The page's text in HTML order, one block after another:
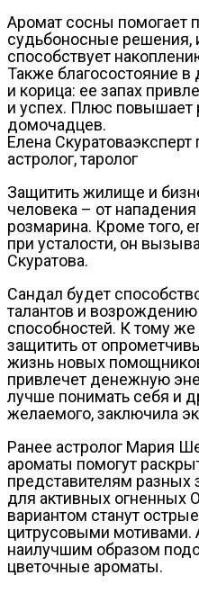
Аромат сосны помогает
судьбоносные решения,
способствует
Также благосостояние
и корица: ее запах
и успех. Плюс повышает
домочадцев.
Елена
астролог, таролог
Защитить жилище и
человека – от
розмарина. Кроме того,
при усталости, он
Скуратова.
Сандал будет
талантов и
способностей. К тому
защитить от
жизнь новых
привлечет денежную
лучше понимать себя и
желаемого, заключила
Ранее астролог Мария
ароматы помогут
представителям разных
для активных огненных
вариантом станут
цитрусовыми
наилучшим образом
цветочные ароматы.